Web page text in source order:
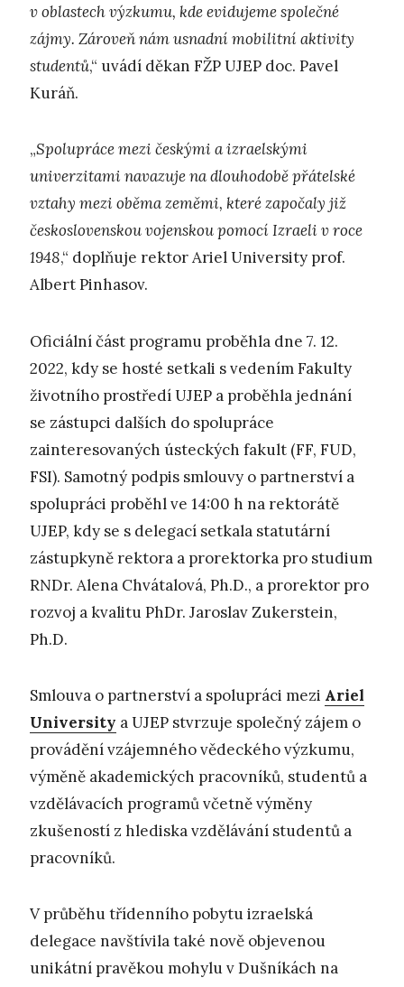
v oblastech výzkumu, kde evidujeme společné
zájmy. Zároveň nám usnadní mobilitní aktivity
studentů,“ uvádí děkan FŽP UJEP doc. Pavel
Kuráň.
„Spolupráce mezi českými a izraelskými
univerzitami navazuje na dlouhodobě přátelské
vztahy mezi oběma zeměmi, které započaly již
československou vojenskou pomocí Izraeli v roce
1948,“ doplňuje rektor Ariel University prof.
Albert Pinhasov.
Oficiální část programu proběhla dne 7. 12.
2022, kdy se hosté setkali s vedením Fakulty
životního prostředí UJEP a proběhla jednání
se zástupci dalších do spolupráce
zainteresovaných ústeckých fakult (FF, FUD,
FSI). Samotný podpis smlouvy o partnerství a
spolupráci proběhl ve 14:00 h na rektorátě
UJEP, kdy se s delegací setkala statutární
zástupkyně rektora a prorektorka pro studium
RNDr. Alena Chvátalová, Ph.D., a prorektor pro
rozvoj a kvalitu PhDr. Jaroslav Zukerstein,
Ph.D.
Smlouva o partnerství a spolupráci mezi Ariel
University a UJEP stvrzuje společný zájem o
provádění vzájemného vědeckého výzkumu,
výměně akademických pracovníků, studentů a
vzdělávacích programů včetně výměny
zkušeností z hlediska vzdělávání studentů a
pracovníků.
V průběhu třídenního pobytu izraelská
delegace navštívila také nově objevenou
unikátní pravěkou mohylu v Dušníkách na